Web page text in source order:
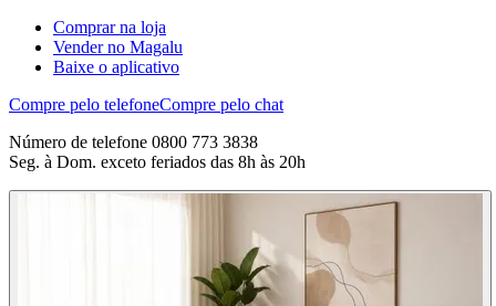
Comprar na loja
Vender no Magalu
Baixe o aplicativo
Compre pelo telefoneCompre pelo chat
Número de telefone 0800 773 3838
Seg. à Dom. exceto feriados das 8h às 20h